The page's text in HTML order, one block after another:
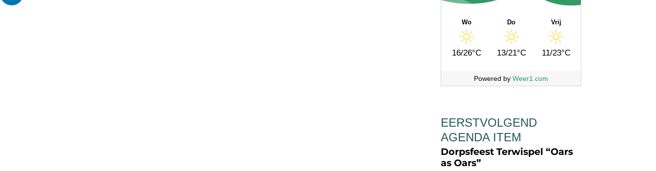
Wo
16/26°C
Do
13/21°C
Vrij
11/23°C
Powered by Weer1.com
EERSTVOLGEND
AGENDA ITEM
Dorpsfeest Terwispel “Oars
as Oars”